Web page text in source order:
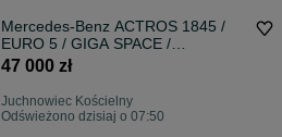
Mercedes-Benz ACTROS 1845 /
EURO 5 / GIGA SPACE /
TACHOGRAF NOWEJ GENERACJI
BARDZO ŁADNY STAN / BEZ
RETARDERA / BLUETEC 5 /
47 000 zł
Juchnowiec Kościelny
Odświeżono dzisiaj o 07:50